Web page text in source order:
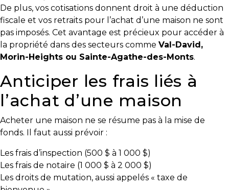
immobilier
:
votre
chemin
vers
tranquillité
d’esprit
Le
défi
vendre
à
juste
De plus, vos cotisations donnent droit à une déduction
fiscale et vos retraits pour l’achat d’une maison ne sont
pas imposés. Cet avantage est précieux pour accéder à
la propriété dans des secteurs comme Val-David,
Morin-Heights ou Sainte-Agathe-des-Monts.
Anticiper les frais liés à
l’achat d’une maison
Acheter une maison ne se résume pas à la mise de
fonds. Il faut aussi prévoir :
Les frais d’inspection (500 $ à 1 000 $)
Les frais de notaire (1 000 $ à 2 000 $)
Les droits de mutation, aussi appelés « taxe de